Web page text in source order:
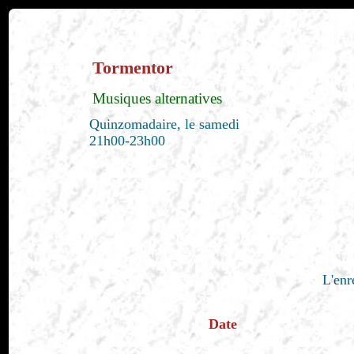
Tormentor
Musiques alternatives
Quinzomadaire, le samedi
21h00-23h00
Date